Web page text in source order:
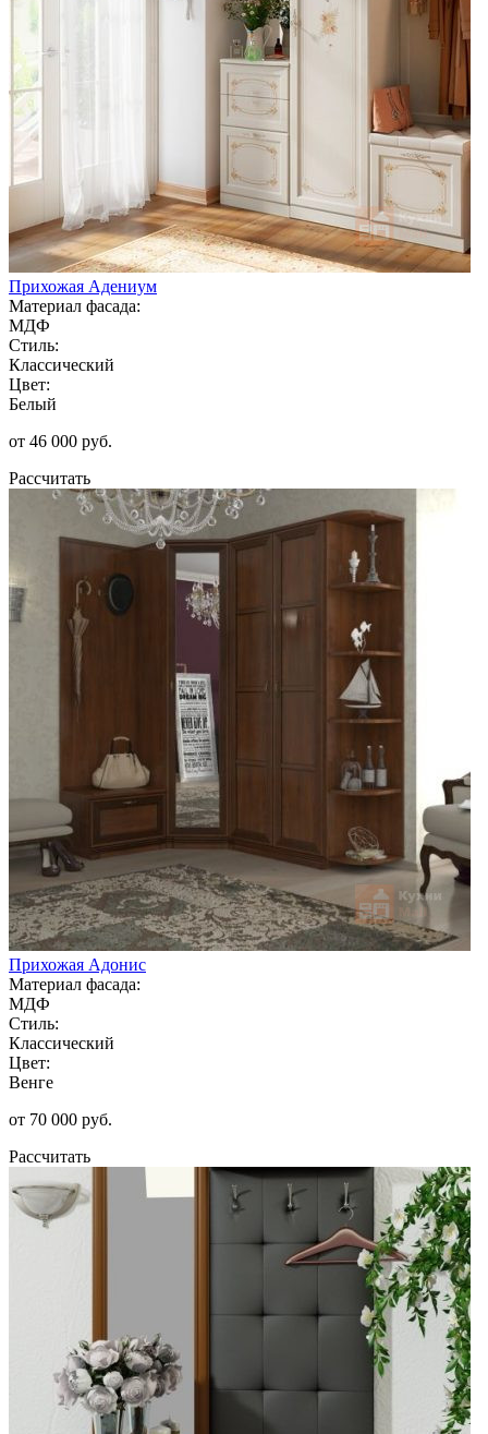
Прихожая Адениум
Материал фасада:
МДФ
Стиль:
Классический
Цвет:
Белый
от 46 000 руб.
Рассчитать
Прихожая Адонис
Материал фасада:
МДФ
Стиль:
Классический
Цвет:
Венге
от 70 000 руб.
Рассчитать